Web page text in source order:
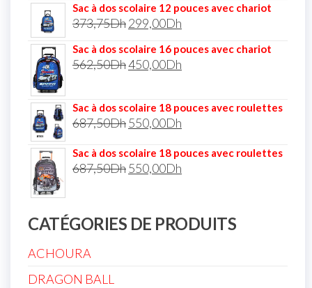
Sac à dos scolaire 12 pouces avec chariot
373,75Dh299,00Dh
Sac à dos scolaire 16 pouces avec chariot
562,50Dh450,00Dh
Sac à dos scolaire 18 pouces avec roulettes
687,50Dh550,00Dh
Sac à dos scolaire 18 pouces avec roulettes
687,50Dh550,00Dh
CATÉGORIES DE PRODUITS
ACHOURA
DRAGON BALL